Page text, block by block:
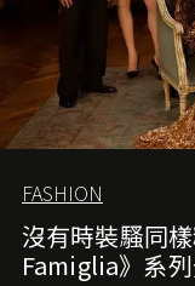
FASHION
沒有時裝騷同
Famiglia》系